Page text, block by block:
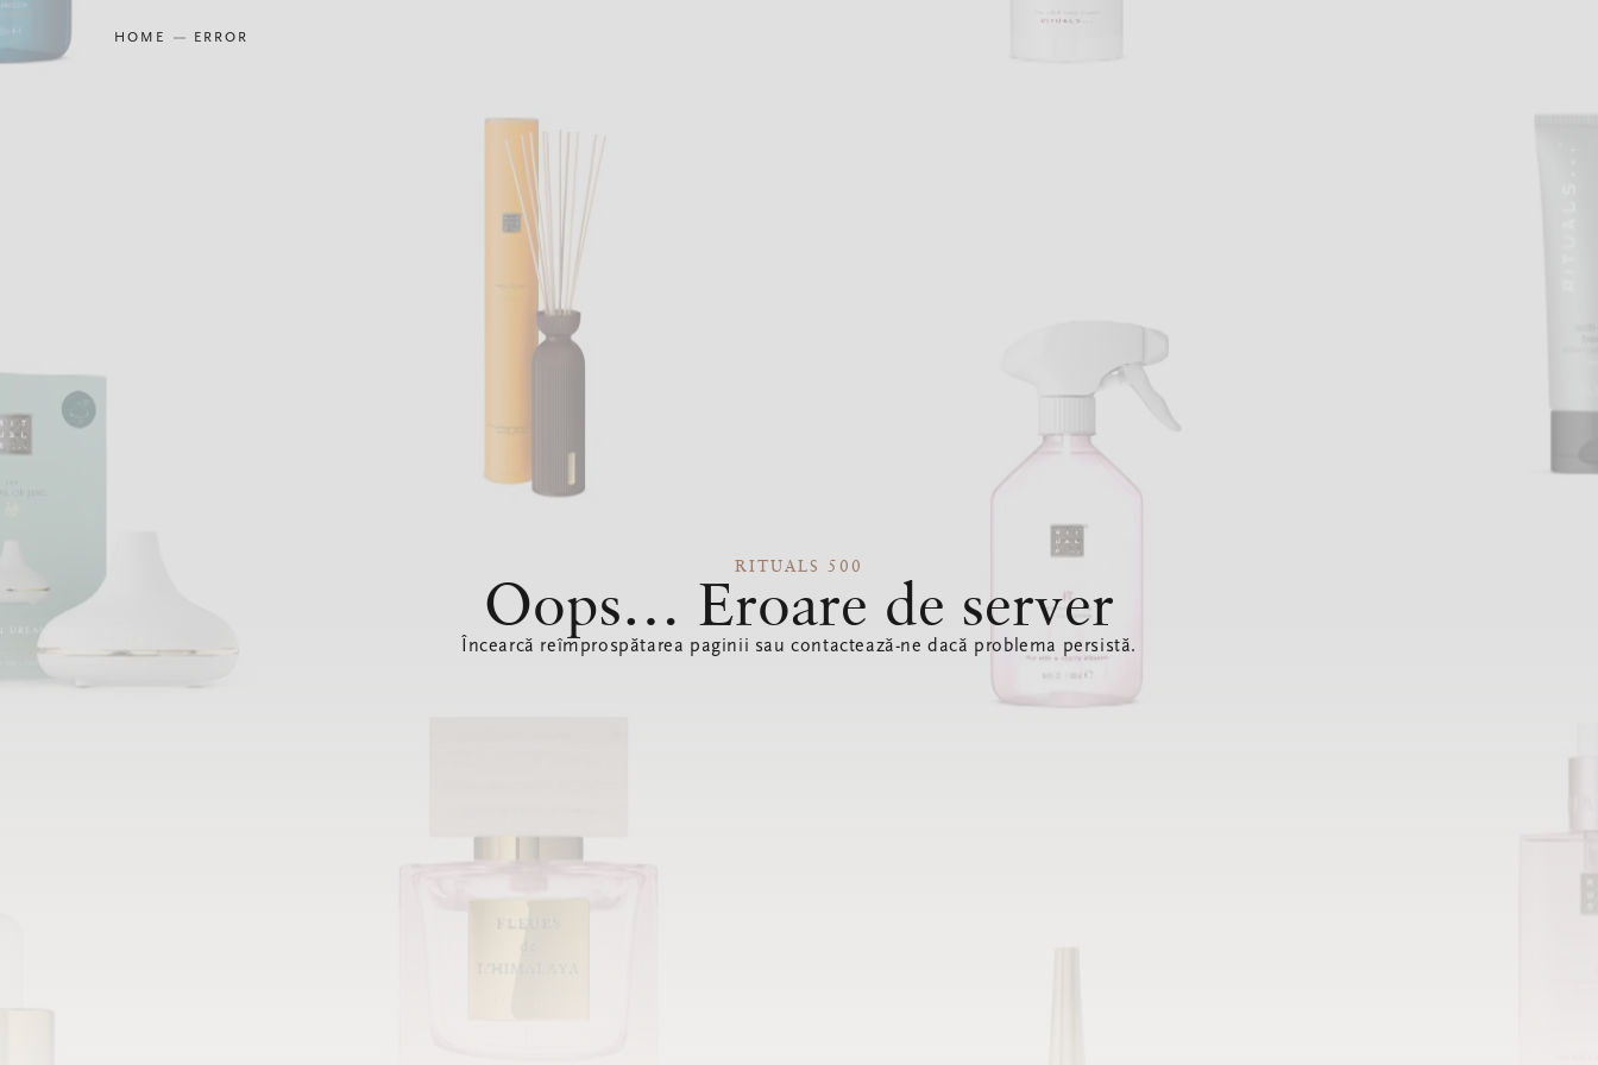
HOME ERROR
RITUALS 500
Oops… Eroare de server
Încearcă reîmprospătarea paginii sau contactează-ne dacă problema persistă.